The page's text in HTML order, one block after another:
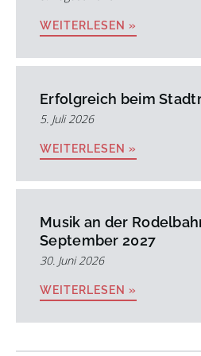
WEITERLESEN »
Erfolgreich beim
5. Juli 2026
WEITERLESEN »
Musik an der
September 2027
30. Juni 2026
WEITERLESEN »